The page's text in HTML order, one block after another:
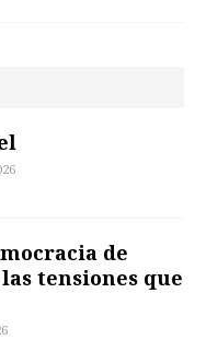
de
tensiones que